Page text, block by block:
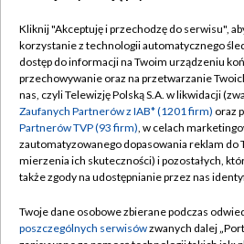
TVP
Abonament TVP
Emisja w TVP
Centrum informacji TVP
Naziemna Telewizja Cyfrowa
Rada Programowa
Regulamin
Polityka
Moje
Pomoc
Kontakt
Kliknij "Akceptuję i przechodzę do serwisu",
korzystanie z technologii automatycznego
dostęp do informacji na Twoim urządzeniu
przechowywanie oraz na przetwarzanie
nas, czyli Telewizję Polską S.A. w likwidacji
Zaufanych Partnerów z IAB* (1201 firm) oraz
Partnerów TVP (93 firm), w celach
zautomatyzowanego dopasowania reklam do
mierzenia ich skuteczności) i pozostałych,
także zgody na udostępnianie przez nas
Twoje dane osobowe zbierane podczas
poszczególnych serwisówzwanych dalej